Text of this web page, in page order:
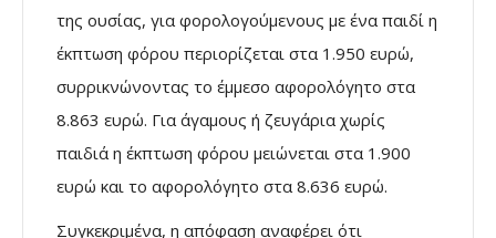
της ουσίας, για φορολογούμενους με ένα παιδί η
έκπτωση φόρου περιορίζεται στα 1.950 ευρώ,
συρρικνώνοντας το έμμεσο αφορολόγητο στα
8.863 ευρώ. Για άγαμους ή ζευγάρια χωρίς
παιδιά η έκπτωση φόρου μειώνεται στα 1.900
ευρώ και το αφορολόγητο στα 8.636 ευρώ.
Συγκεκριμένα, η απόφαση αναφέρει ότι